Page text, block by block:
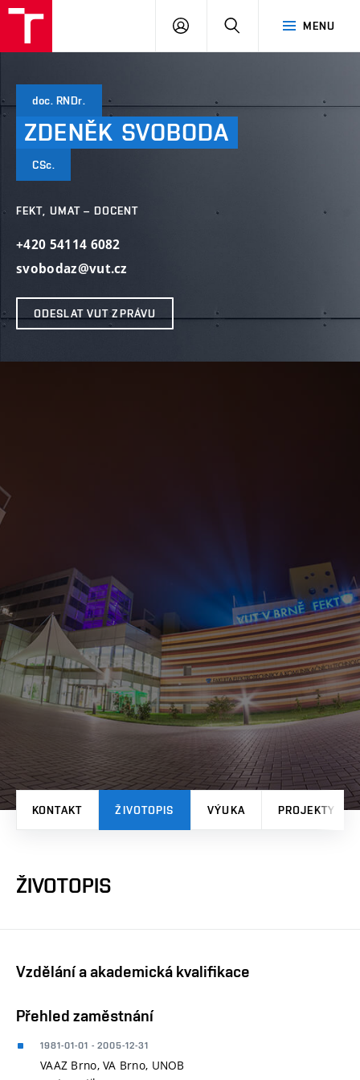
MENU
PŘIHLÁSIT
doc. RNDr.
ZDENĚK SVOBODA
CSc.
FEKT, UMAT – DOCENT
+420 54114 6082
svobodaz@vut.cz
ODESLAT VUT ZPRÁVU
KONTAKT ŽIVOTOPIS VÝUKA PROJEKTY
ŽIVOTOPIS
Vzdělání a akademická kvalifikace
Přehled zaměstnání
1981-01-01 - 2005-12-31
VAAZ Brno, VA Brno, UNOB